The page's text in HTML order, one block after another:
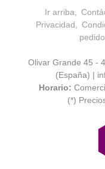
Ir arriba
Privacidad
pedido
Olivar Grande 45 -
(España) |
Horario:
(*)